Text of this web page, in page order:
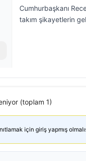
Cumhurbaşkanı
takım şikayetlerin
(toplam 1)
için giriş yapmış